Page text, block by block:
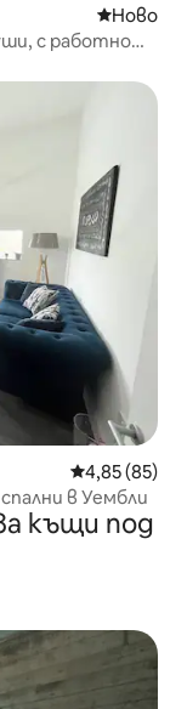
Ново
Ново
с работно
Средна
4,85 (85)
в Уембли
къщи под